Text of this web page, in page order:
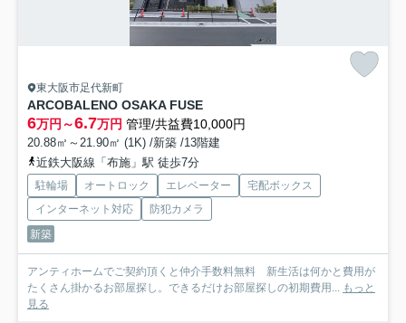
東大阪市足代新町
ARCOBALENO OSAKA FUSE
6万円～6.7万円 管理/共益費10,000円
20.88㎡～21.90㎡ (1K) /新築 /13階建
近鉄大阪線「布施」駅 徒歩7分
駐輪場 オートロック エレベーター
宅配ボックス
インターネット対応
防犯カメラ
新築
アンティホームでご契約頂くと仲介手数料無料 新生活は何かと費用が
たくさん掛かるお部屋探し。できるだけお部屋探しの初期費用... もっと
見る